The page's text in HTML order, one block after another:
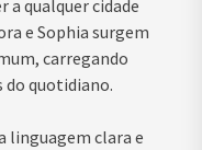
a qualquer cidade
e Sophia surgem
carregando
do quotidiano.
linguagem clara e